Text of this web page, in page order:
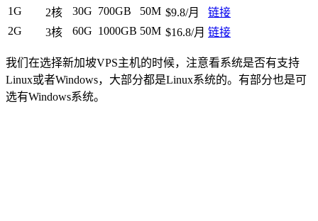
1G
2核 30G 700GB 50M $9.8/月
链接
2G
3核 60G 1000GB 50M $16.8/月 链接
我们在选择新加坡VPS主机的时候，注意看系统是否有支持
Linux或者Windows，大部分都是Linux系统的。有部分也是可
选有Windows系统。